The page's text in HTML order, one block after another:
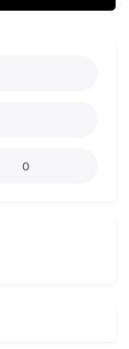
0